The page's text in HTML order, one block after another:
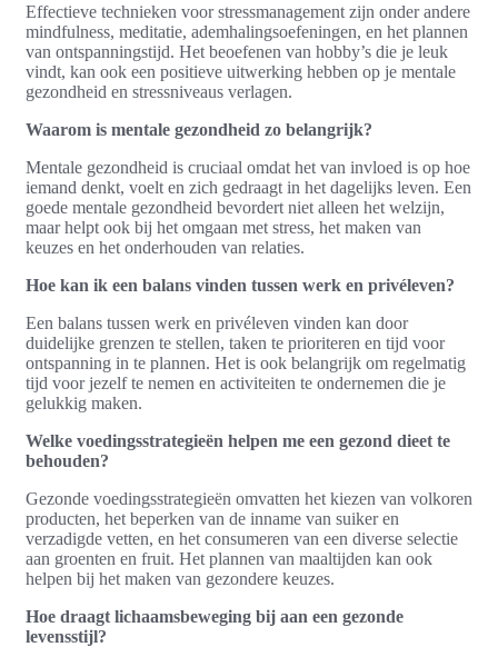
Effectieve technieken voor stressmanagement zijn onder andere
mindfulness, meditatie, ademhalingsoefeningen, en het plannen
van ontspanningstijd. Het beoefenen van hobby’s die je leuk
vindt, kan ook een positieve uitwerking hebben op je mentale
gezondheid en stressniveaus verlagen.
Waarom is mentale gezondheid zo belangrijk?
Mentale gezondheid is cruciaal omdat het van invloed is op hoe
iemand denkt, voelt en zich gedraagt in het dagelijks leven. Een
goede mentale gezondheid bevordert niet alleen het welzijn,
maar helpt ook bij het omgaan met stress, het maken van
keuzes en het onderhouden van relaties.
Hoe kan ik een balans vinden tussen werk en privéleven?
Een balans tussen werk en privéleven vinden kan door
duidelijke grenzen te stellen, taken te prioriteren en tijd voor
ontspanning in te plannen. Het is ook belangrijk om regelmatig
tijd voor jezelf te nemen en activiteiten te ondernemen die je
gelukkig maken.
Welke voedingsstrategieën helpen me een gezond dieet te
behouden?
Gezonde voedingsstrategieën omvatten het kiezen van volkoren
producten, het beperken van de inname van suiker en
verzadigde vetten, en het consumeren van een diverse selectie
aan groenten en fruit. Het plannen van maaltijden kan ook
helpen bij het maken van gezondere keuzes.
Hoe draagt lichaamsbeweging bij aan een gezonde
levensstijl?